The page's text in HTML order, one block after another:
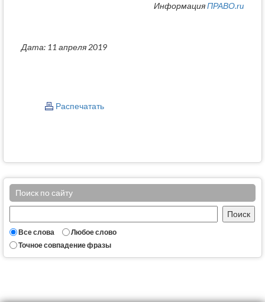
ИнформацияПРАВО.ru
Дата: 11 апреля 2019
Распечатать
Поиск по сайту
Все слова
Любое слово
Точное совпадение фразы